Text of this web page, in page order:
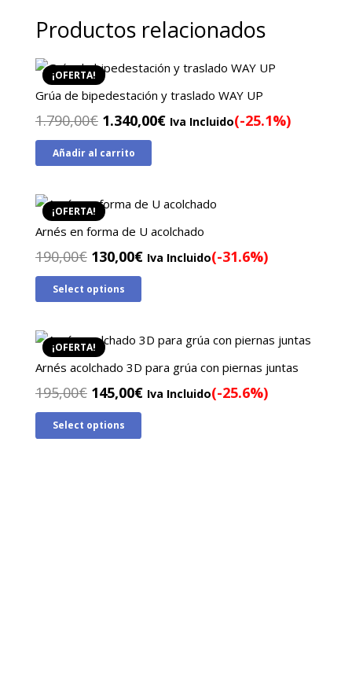
Productos relacionados
¡OFERTA!
Grúa de bipedestación y traslado WAY UP
1.790,00€ El
precio
original
1.790,00€.
1.340,00€El
1.340,00€.
Iva Incluido(-25.1%)
Añadir al carrito
¡OFERTA!
Arnés en forma de U acolchado
190,00€ El
precio
original
190,00€.
130,00€El
130,00€.
Iva Incluido(-31.6%)
Select options
¡OFERTA!
Arnés acolchado 3D para grúa con piernas juntas
195,00€ El
precio
original
145,00€ElIva Incluido(-25.6%)
Select options